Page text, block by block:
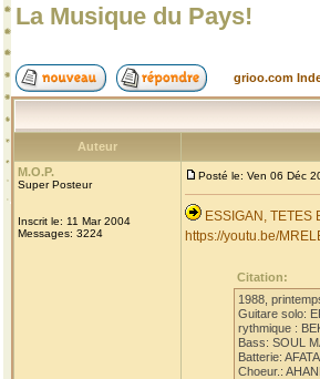
La Musique du Pays!
grioo.com
Auteur
M.O.P.
Super Posteur
Inscrit le: 11 Mar 2004
Messages: 3224
Posté le: Ven 06 Déc
ESSIGAN, TETES
https://youtu.be/
Citation:
1988,
Guitare solo:
rythmique :
Bass: SOUL
Batterie: AFATA
Choeur.: